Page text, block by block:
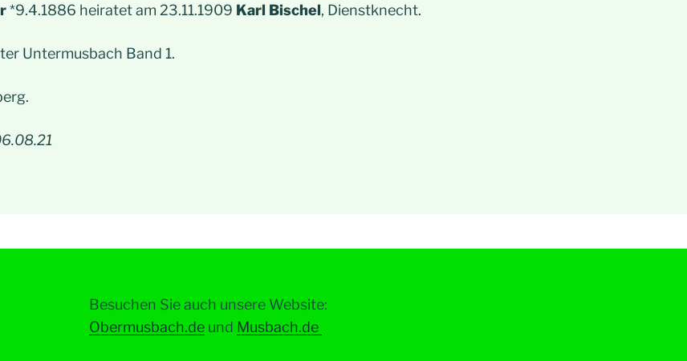
*9.4.1886 heiratet am 23.11.1909 Karl Bischel, Dienstknecht.
Untermusbach Band 1.
Besuchen Sie auch unsere Website:
Obermusbach.deund Musbach.de